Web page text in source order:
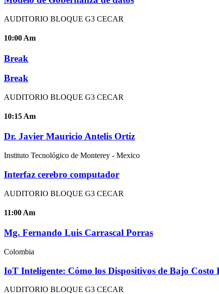
AUDITORIO BLOQUE G3 CECAR
10:00 Am
Break
Break
AUDITORIO BLOQUE G3 CECAR
10:15 Am
Dr. Javier Mauricio Antelis Ortíz
Instituto Tecnológico de Monterey - Mexico
Interfaz cerebro computador
AUDITORIO BLOQUE G3 CECAR
11:00 Am
Mg. Fernando Luis Carrascal Porras
Colombia
IoT Inteligente: Cómo los Dispositivos de Bajo
AUDITORIO BLOQUE G3 CECAR